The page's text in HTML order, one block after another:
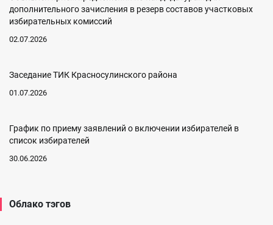
дополнительного зачисления в резерв составов участковых
избирательных комиссий
02.07.2026
Заседание ТИК Красносулинского района
01.07.2026
График по приему заявлений о включении избирателей в
список избирателей
30.06.2026
Облако тэгов